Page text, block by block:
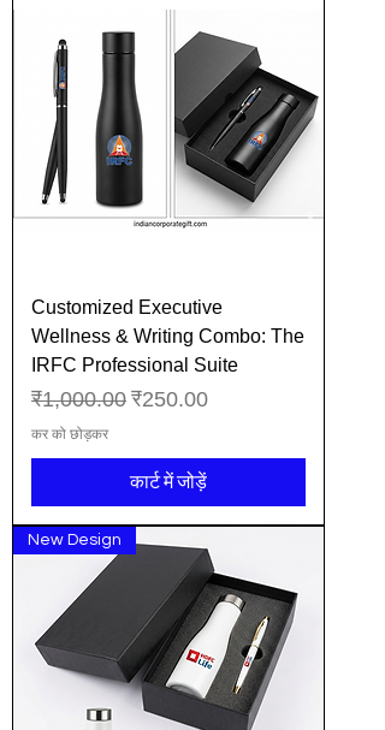
Customized Executive
Wellness & Writing Combo: The
IRFC Professional Suite
नियमित मूल्य
₹1,000.00 बिक्री मूल्य
₹250.00
कर को छोड़कर
कार्ट में जोड़ें
New Design